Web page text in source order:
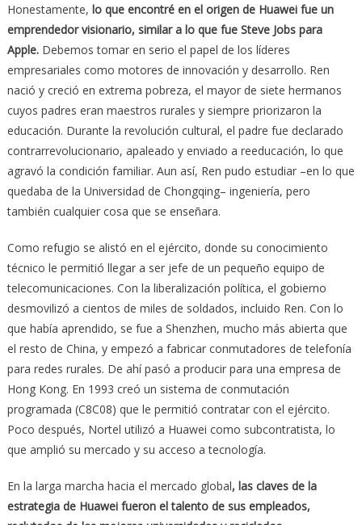
Honestamente, lo que encontré en el origen de Huawei fue un
emprendedor visionario, similar a lo que fue Steve Jobs para
Apple.Debemos tomar en serio el papel de los líderes
empresariales como motores de innovación y desarrollo. Ren
nació y creció en extrema pobreza, el mayor de siete hermanos
cuyos padres eran maestros rurales y siempre priorizaron la
educación. Durante la revolución cultural, el padre fue declarado
contrarrevolucionario, apaleado y enviado a reeducación, lo que
agravó la condición familiar. Aun así, Ren pudo estudiar –en lo que
quedaba de la Universidad de Chongqing– ingeniería, pero
también cualquier cosa que se enseñara.
Como refugio se alistó en el ejército, donde su conocimiento
técnico le permitió llegar a ser jefe de un pequeño equipo de
telecomunicaciones. Con la liberalización política, el gobierno
desmovilizó a cientos de miles de soldados, incluido Ren. Con lo
que había aprendido, se fue a Shenzhen, mucho más abierta que
el resto de China, y empezó a fabricar conmutadores de telefonía
para redes rurales. De ahí pasó a producir para una empresa de
Hong Kong. En 1993 creó un sistema de conmutación
programada (C8C08) que le permitió contratar con el ejército.
Poco después, Nortel utilizó a Huawei como subcontratista, lo
que amplió su mercado y su acceso a tecnología.
En la larga marcha hacia el mercado global, las claves de la
estrategia de ­Huawei fueron el talento de sus em­pleados,